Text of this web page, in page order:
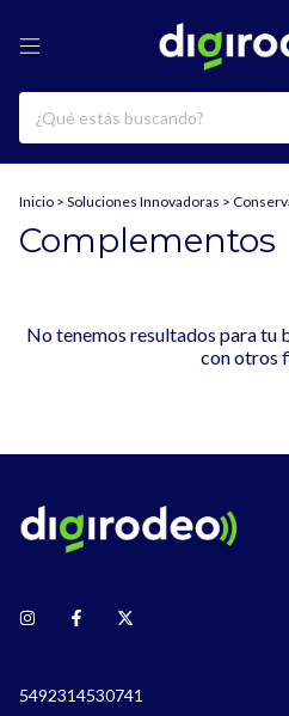
Inicio > Soluciones Innovadoras >
Complementos
No tenemos resultados para tu
con otros
5492314530741